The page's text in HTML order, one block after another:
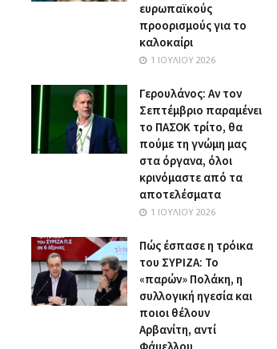
ευρωπαϊκούς
προορισμούς για το
καλοκαίρι
1 ΙΟΥΛΊΟΥ 2026
Γερουλάνος: Αν τον
Σεπτέμβριο παραμένει
το ΠΑΣΟΚ τρίτο, θα
πούμε τη γνώμη μας
στα όργανα, όλοι
κρινόμαστε από τα
αποτελέσματα
1 ΙΟΥΛΊΟΥ 2026
Πώς έσπασε η τρόικα
του ΣΥΡΙΖΑ: Το
«παρών» Πολάκη, η
συλλογική ηγεσία και
ποιοι θέλουν
Αρβανίτη, αντί